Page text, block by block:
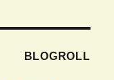
BLOGROLL